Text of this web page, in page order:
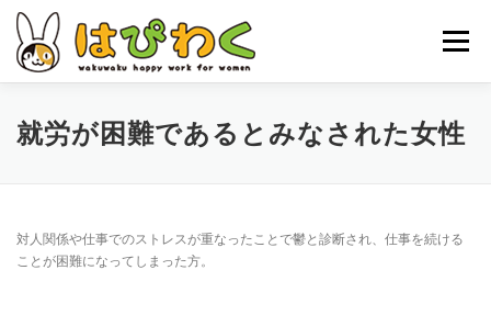
メニュー
ホーム はぴわくの特徴 女性対象者 お仕事内容
就労が困難であるとみなされた女性
対人関係や仕事でのストレスが重なったことで鬱と診断され、仕事を続ける
ことが困難になってしまった方。